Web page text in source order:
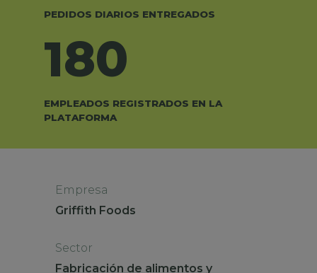
PEDIDOS DIARIOS ENTREGADOS
180
EMPLEADOS REGISTRADOS EN LA
PLATAFORMA
Empresa
Griffith Foods
Sector
Fabricación de alimentos y